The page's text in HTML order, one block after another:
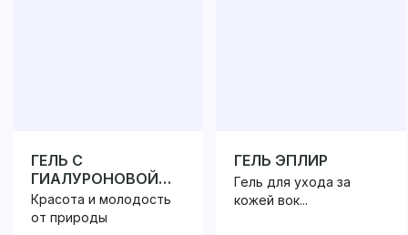
ГЕЛЬ С
ГИАЛУРОНОВОЙ
КИСЛОТОЙ,
ЦИНКОМ,
Красота и молодость
от природы
ГЕЛЬ ЭПЛИР
Гель для ухода за
кожей вок...